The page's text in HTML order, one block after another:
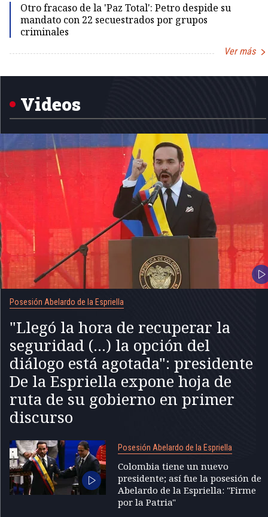
Otro fracaso de la 'Paz Total': Petro despide su
mandato con 22 secuestrados por grupos
criminales
Ver más
1
Videos
Posesión Abelardo de la Espriella
"Llegó la hora de recuperar la
seguridad (...) la opción del
diálogo está agotada": presidente
De la Espriella expone hoja de
ruta de su gobierno en primer
discurso
Posesión Abelardo de la Espriella
Colombia tiene un nuevo
presidente; así fue la posesión de
Abelardo de la Espriella: "Firme
por la Patria"